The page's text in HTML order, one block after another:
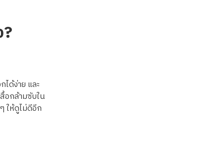
ด้ง่าย และ
อกล้ามซับใน
ให้ดูไม่ดีอีก